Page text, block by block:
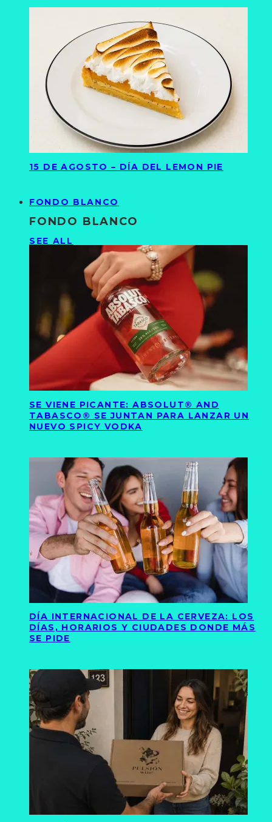
15 DE AGOSTO – DÍA DEL LEMON PIE
FONDO BLANCO
FONDO BLANCO
SEE ALL
SE VIENE PICANTE: ABSOLUT® AND
TABASCO® SE JUNTAN PARA LANZAR UN
NUEVO SPICY VODKA
DÍA INTERNACIONAL DE LA CERVEZA: LOS
DÍAS, HORARIOS Y CIUDADES DONDE MÁS
SE PIDE